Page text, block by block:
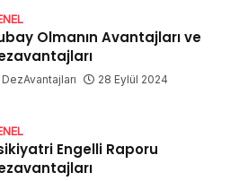
Olmanın Avantajları ve
DezAvantajları 28 Eylül 2024
Engelli Raporu